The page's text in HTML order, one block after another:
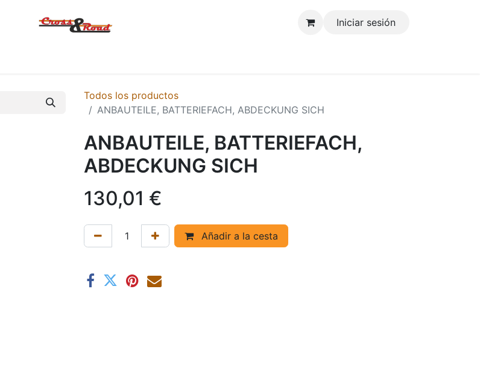
Iniciar sesión
Todos los productos
ANBAUTEILE, BATTERIEFACH, ABDECKUNG SICH
ANBAUTEILE, BATTERIEFACH,
ABDECKUNG SICH
130,01 €
Añadir a la cesta